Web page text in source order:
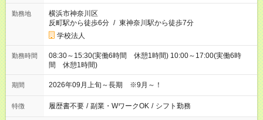
勤務地
横浜市神奈川区
反町駅から徒歩6分 / 東神奈川駅から徒歩7分
学校法人
勤務時間
08:30～15:30(実働6時間 休憩1時間) 10:00～17:00(実働6時
間 休憩1時間)
期間 2026年09月上旬～長期 ※9月～！
特徴 履歴書不要 / 副業・WワークOK / シフト勤務